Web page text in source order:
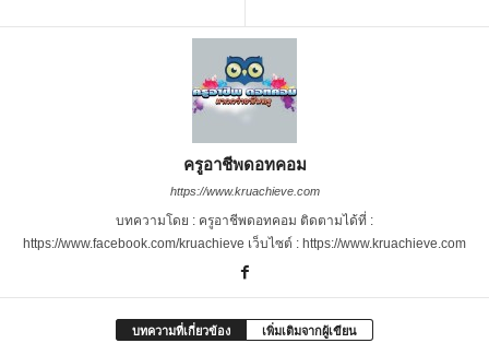
ครูอาชีพดอทคอม
https://www.kruachieve.com
บทความโดย : ครูอาชีพดอทคอม ติดตามได้ที่ :
https://www.facebook.com/kruachieve เว็บไซต์ : https://www.kruachieve.com
บทความที่เกี่ยวข้อง เพิ่มเติมจากผู้เขียน